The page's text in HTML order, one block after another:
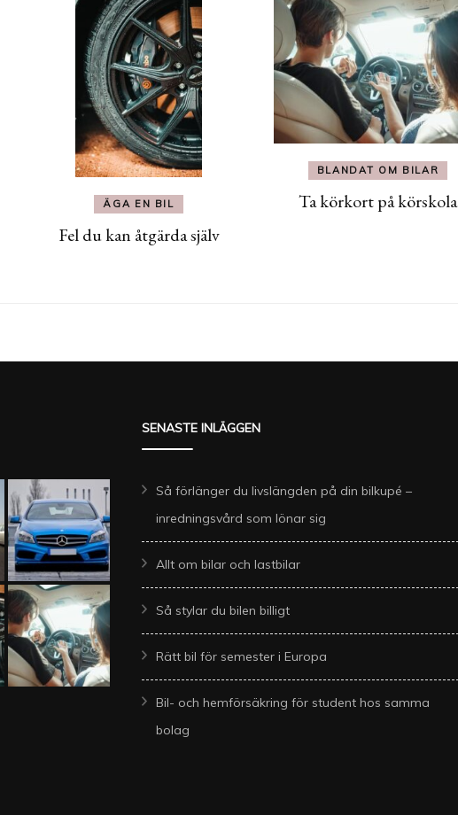
ÄGA EN BIL
Fel du kan åtgärda själv
BLANDAT OM BILAR
Ta körkort på körskola
SENASTE INLÄGGEN
Så förlänger du livslängden på din bilkupé –
inredningsvård som lönar sig
Allt om bilar och lastbilar
Så stylar du bilen billigt
Rätt bil för semester i Europa
Bil- och hemförsäkring för student hos samma
bolag